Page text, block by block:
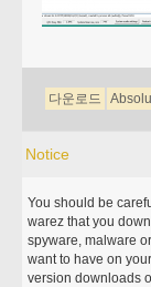
다운로드
Notice
You should be
warez that you
spyware, malware
want to have on
version downloads